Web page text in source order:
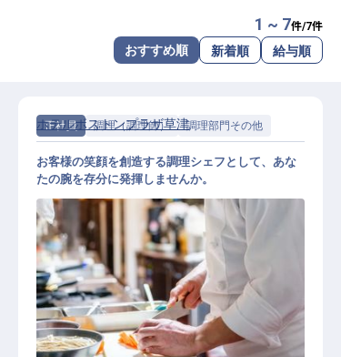
転職サポートに申し込む
1 ~ 7件/7件
おすすめ順 新着順 給与順
正社員 調理（調理師） 調理部門その他
調理シェフ
ホテルボストンプラザ草津
お客様の笑顔を創造する調理シェフとして、あな
たの腕を存分に発揮しませんか。